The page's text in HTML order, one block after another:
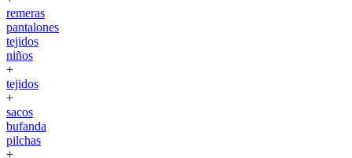
remeras
pantalones
tejidos
niños
+
tejidos
+
sacos
bufanda
pilchas
+